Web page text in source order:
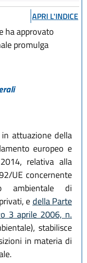
APRI L'INDICE
ha approvato
promulga
attuazione della
europeo e
relativa alla
UE concernente
ambientale di
e della Parte
3 aprile 2006, n.
stabilisce
in materia di